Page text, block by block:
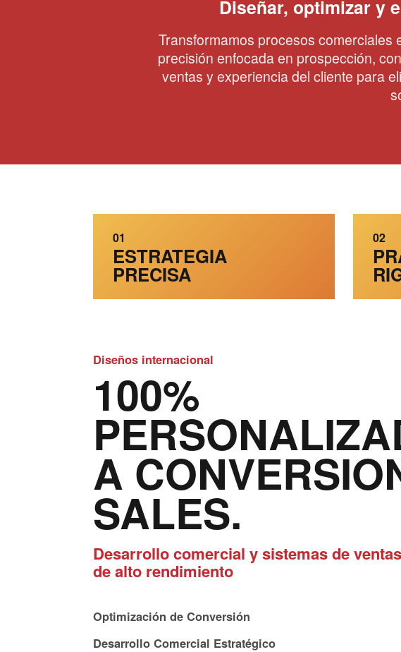
Diseñar, optimizar y
Transformamos procesos comerciales
precisión enfocada en prospección,
ventas y experiencia del cliente para
01
ESTRATEGIA
PRECISA
02
Diseños internacional
100%
A
SALES.
Desarrollo comercial y sistemas de ventas
de alto rendimiento
Optimización de Conversión
Desarrollo Comercial Estratégico